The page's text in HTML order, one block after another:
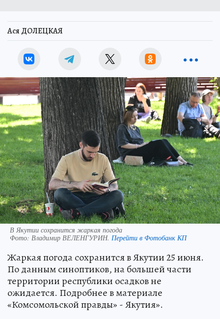
Ася ДОЛЕЦКАЯ
В Якутии сохранится жаркая погода
Фото: Владимир ВЕЛЕНГУРИН. Перейти в Фотобанк КП
Жаркая погода сохранится в Якутии 25 июня.
По данным синоптиков, на большей части
территории республики осадков не
ожидается. Подробнее в материале
«Комсомольской правды» - Якутия».